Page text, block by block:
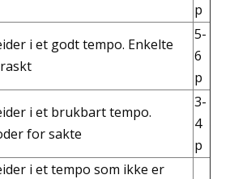
p
i et godt tempo. Enkelte
5-
6
p
i et brukbart tempo.
for sakte
3-
4
p
i et tempo som ikke er